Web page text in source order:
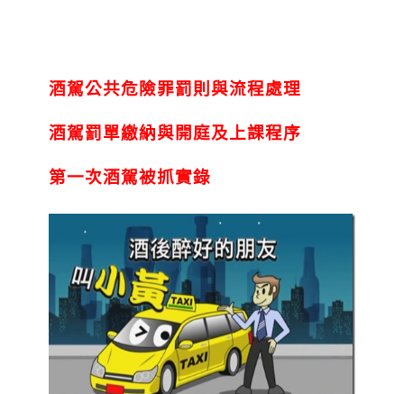
酒駕公共危險罪罰則與流程處理
酒駕罰單繳納與開庭及上課程序
第一次酒駕被抓實錄